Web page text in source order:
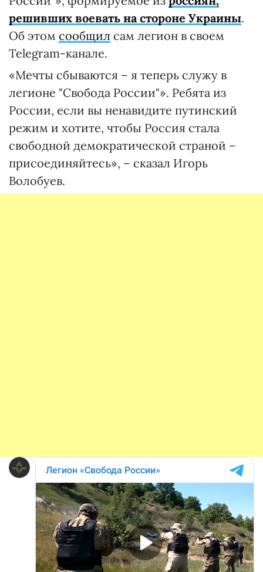
решивших воевать на стороне Украины.
Об этом сообщил сам легион в своем
Telegram-канале.
«Мечты сбываются – я теперь служу в
легионе "Свобода России"». Ребята из
России, если вы ненавидите путинский
режим и хотите, чтобы Россия стала
свободной демократической страной –
присоединяйтесь», – сказал Игорь
Волобуев.